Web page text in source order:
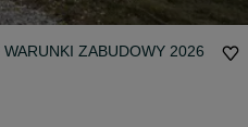
ZABUDOWY 2026